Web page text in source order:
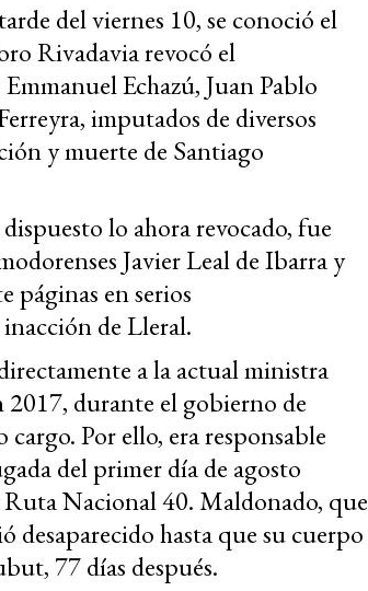
del viernes 10, se conoció el
Rivadavia revocó el
Echazú, Juan Pablo
imputados de diversos
y muerte de Santiago
lo ahora revocado, fue
Javier Leal de Ibarra y
páginas en serios
de Lleral.
a la actual ministra
durante el gobierno de
Por ello, era responsable
del primer día de agosto
Nacional 40. Maldonado, que
desaparecido hasta que su cuerpo
77 días después.